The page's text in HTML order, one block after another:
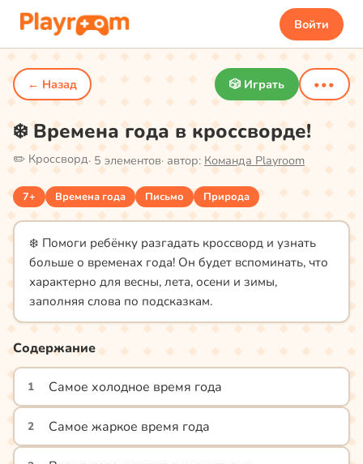
Войти
← Назад 🎲 Играть •••
❄️ Времена года в кроссворде!
✏️ Кроссворд· 5 элементов· автор: Команда Playroom
7+ Времена года Письмо Природа
❄️ Помоги ребёнку разгадать кроссворд и узнать
больше о временах года! Он будет вспоминать, что
характерно для весны, лета, осени и зимы,
заполняя слова по подсказкам.
Содержание
1 Самое холодное время года
2 Самое жаркое время года